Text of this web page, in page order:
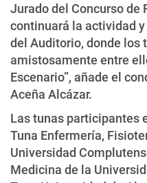
Jurado del Concurso de
continuará la actividad
del Auditorio, donde los
amistosamente entre
Escenario”, añade el
Aceña Alcázar.
Las tunas participantes
Tuna Enfermería,
Universidad
Medicina de la